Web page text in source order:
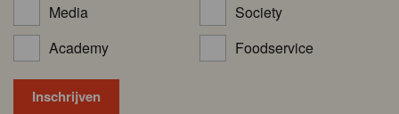
Media
Society
Academy
Foodservice